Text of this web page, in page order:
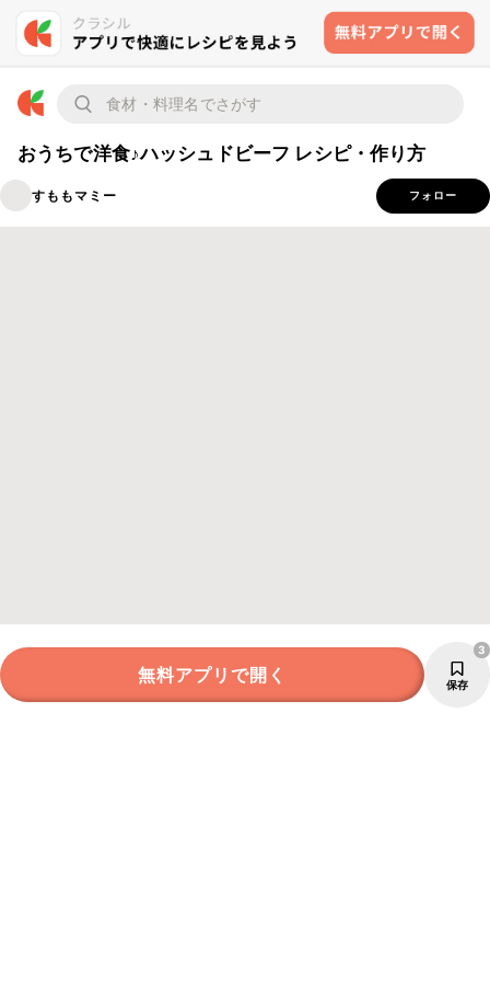
おうちで洋食♪ハッシュドビーフ レシピ・作り方
すももマミー フォロー
無料アプリで開く 保存
3